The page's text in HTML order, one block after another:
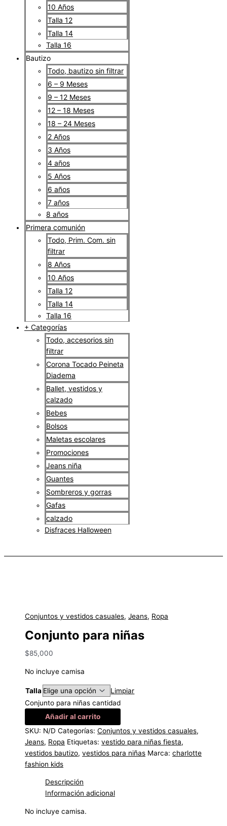
10 Años
Talla 12
Talla 14
Talla 16
Bautizo
Todo, bautizo sin filtrar
6 – 9 Meses
9 – 12 Meses
12 – 18 Meses
18 – 24 Meses
2 Años
3 Años
4 años
5 Años
6 años
7 años
8 años
Primera comunión
Todo, Prim. Com. sin
filtrar
8 Años
10 Años
Talla 12
Talla 14
Talla 16
+ Categorías
Todo, accesorios sin
filtrar
Corona Tocado Peineta
Diadema
Ballet, vestidos y
calzado
Bebes
Bolsos
Maletas escolares
Promociones
Jeans niña
Guantes
Sombreros y gorras
Gafas
calzado
Disfraces Halloween
Conjuntos y vestidos casuales,Jeans, Ropa
Conjunto para niñas
$85,000
No incluye camisa
Talla
Limpiar
Conjunto para niñas cantidad
Añadir al carrito
SKU: N/D Categorías:Conjuntos y vestidos casuales,
Jeans, Ropa Etiquetas:vestido para niñas fiesta,
vestidos bautizo,vestidos para niñas Marca:charlotte
fashion kids
Descripción
Información adicional
No incluye camisa.